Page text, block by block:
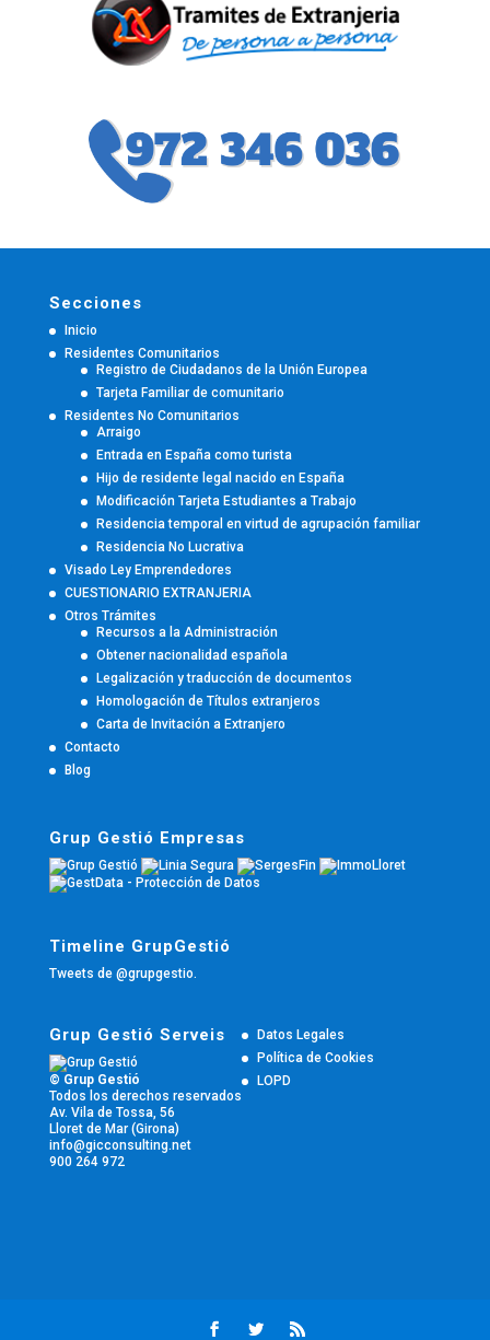
Secciones
Inicio
Residentes Comunitarios
Registro de Ciudadanos de la Unión Europea
Tarjeta Familiar de comunitario
Residentes No Comunitarios
Arraigo
Entrada en España como turista
Hijo de residente legal nacido en España
Modificación Tarjeta Estudiantes a Trabajo
Residencia temporal en virtud de agrupación familiar
Residencia No Lucrativa
Visado Ley Emprendedores
CUESTIONARIO EXTRANJERIA
Otros Trámites
Recursos a la Administración
Obtener nacionalidad española
Legalización y traducción de documentos
Homologación de Títulos extranjeros
Carta de Invitación a Extranjero
Contacto
Blog
Grup Gestió Empresas
Timeline GrupGestió
Tweets de @grupgestio.
Grup Gestió Serveis
© Grup Gestió
Todos los derechos reservados
Av. Vila de Tossa, 56
Lloret de Mar (Girona)
info@gicconsulting.net
900 264 972
Datos Legales
Política de Cookies
LOPD